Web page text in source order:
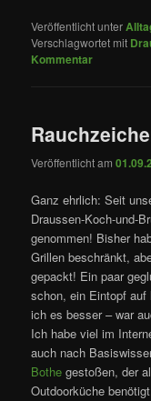
Veröffentlicht unter
Verschlagwortet mit
Kommentar
Veröffentlicht am
Ganz ehrlich: Seit
Draussen-Koch-und-
genommen! Bisher
Grillen beschränkt,
gepackt! Ein paar
schon, ein Eintopf
ich es besser – war
Ich habe viel im
auch nach
Bothe gestoßen, der
Outdoorküche